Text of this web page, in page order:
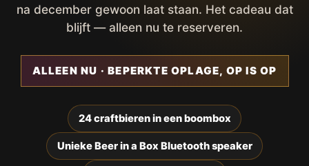
na december gewoon laat staan. Het cadeau dat
blijft — alleen nu te reserveren.
ALLEEN NU · BEPERKTE OPLAGE, OP IS OP
24 craftbieren in een boombox
Unieke Beer in a Box Bluetooth speaker